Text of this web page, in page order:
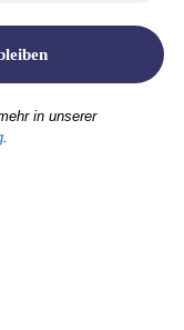
in unserer